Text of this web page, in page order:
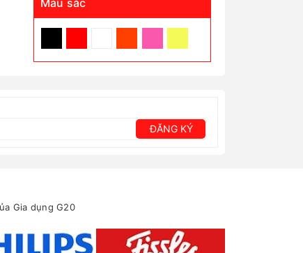
Màu sắc
ĐĂNG KÝ
Gia dụng G20